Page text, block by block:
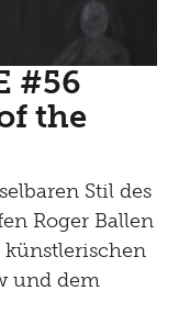
#56
the
Stil des
Roger Ballen
und dem